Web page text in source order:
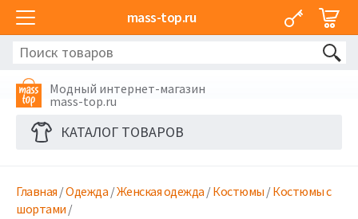
mass-top.ru
Модный интернет-магазин
mass-top.ru
КАТАЛОГ ТОВАРОВ
Главная /Одежда /Женская одежда /Костюмы /Костюмы с
шортами /